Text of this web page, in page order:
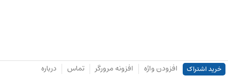
خرید اشتراک افزودن واژه افزونه مرورگر تماس درباره